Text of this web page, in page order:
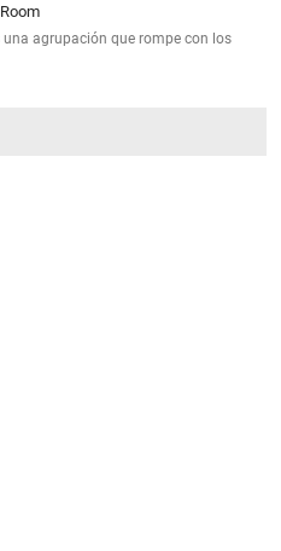
una agrupación que rompe con los